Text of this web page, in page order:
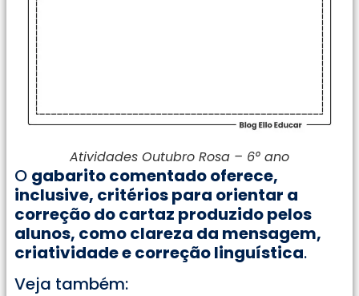
Atividades Outubro Rosa – 6° ano
O gabarito comentado oferece,
inclusive, critérios para orientar a
correção do cartaz produzido pelos
alunos, como clareza da mensagem,
criatividade e correção linguística.
Veja também: